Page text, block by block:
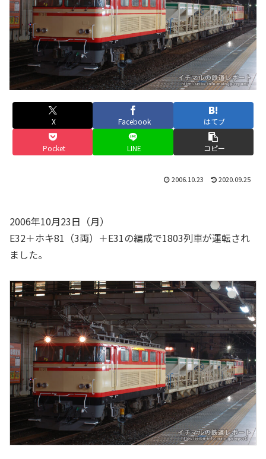
X Facebook はてブ
Pocket LINE コピー
2006.10.23 2020.09.25
2006年10月23日（月）
E32＋ホキ81（3両）＋E31の編成で1803列車が運転され
ました。